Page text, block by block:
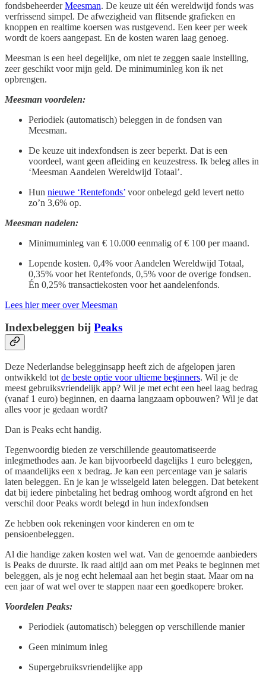
fondsbeheerderMeesman. De keuze uit één wereldwijd fonds was
verfrissend simpel. De afwezigheid van flitsende grafieken en
knoppen en realtime koersen was rustgevend. Een keer per week
wordt de koers aangepast. En de kosten waren laag genoeg.
Meesman is een heel degelijke, om niet te zeggen saaie instelling,
zeer geschikt voor mijn geld. De minimuminleg kon ik net
opbrengen.
Meesman voordelen:
Periodiek (automatisch) beleggen in de fondsen van
Meesman.
De keuze uit indexfondsen is zeer beperkt. Dat is een
voordeel, want geen afleiding en keuzestress. Ik beleg alles in
‘Meesman Aandelen Wereldwijd Totaal’.
Hun nieuwe ‘Rentefonds’ voor onbelegd geld levert netto
zo’n 3,6% op.
Meesman nadelen:
Minimuminleg van € 10.000 eenmalig of € 100 per maand.
Lopende kosten. 0,4% voor Aandelen Wereldwijd Totaal,
0,35% voor het Rentefonds, 0,5% voor de overige fondsen.
Én 0,25% transactiekosten voor het aandelenfonds.
Lees hier meer over Meesman
Indexbeleggen bij Peaks
Deze Nederlandse belegginsapp heeft zich de afgelopen jaren
ontwikkeld tot de beste optie voor ultieme beginners. Wil je de
meest gebruiksvriendelijk app? Wil je met echt een heel laag bedrag
(vanaf 1 euro) beginnen, en daarna langzaam opbouwen? Wil je dat
alles voor je gedaan wordt?
Dan is Peaks echt handig.
Tegenwoordig bieden ze verschillende geautomatiseerde
inlegmethodes aan. Je kan bijvoorbeeld dagelijks 1 euro beleggen,
of maandelijks een x bedrag. Je kan een percentage van je salaris
laten beleggen. En je kan je wisselgeld laten beleggen. Dat betekent
dat bij iedere pinbetaling het bedrag omhoog wordt afgrond en het
verschil door Peaks wordt belegd in hun indexfondsen
Ze hebben ook rekeningen voor kinderen en om te
pensioenbeleggen.
Al die handige zaken kosten wel wat. Van de genoemde aanbieders
is Peaks de duurste. Ik raad altijd aan om met Peaks te beginnen met
beleggen, als je nog echt helemaal aan het begin staat. Maar om na
een jaar of wat wel over te stappen naar een goedkopere broker.
Voordelen Peaks:
Periodiek (automatisch) beleggen op verschillende manier
Geen minimum inleg
Supergebruiksvriendelijke app